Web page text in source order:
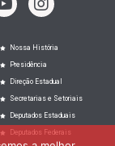
Nossa História
Presidência
Direção Estadual
Secretarias e Setoriais
Deputados Estaduais
Deputados Federais